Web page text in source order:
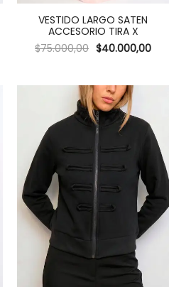
VESTIDO LARGO SATEN
ACCESORIO TIRA X
$75.000,00 $40.000,00